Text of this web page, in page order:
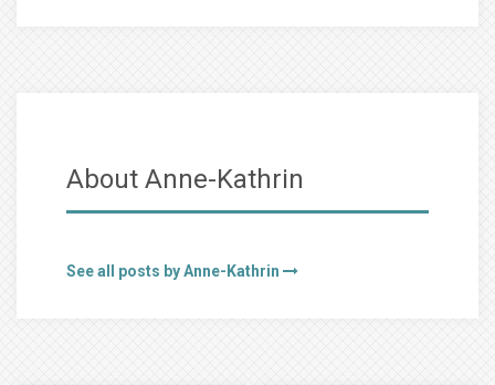
About Anne-Kathrin
See all posts by Anne-Kathrin